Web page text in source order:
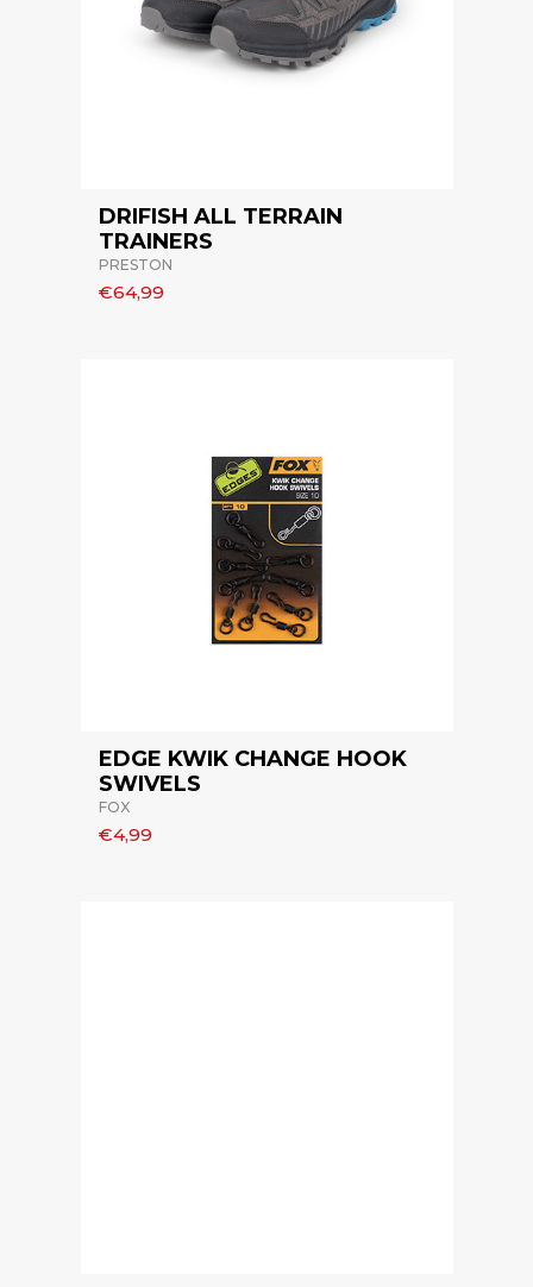
DRIFISH ALL TERRAIN
TRAINERS
PRESTON
€64,99
EDGE KWIK CHANGE HOOK
SWIVELS
FOX
€4,99